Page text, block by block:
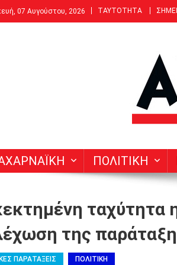
γραμμή εργαλείων
07 Αυγούστου, 2026 ΤΑΥΤΟΤΗΤΑ
ΠΟΛΙΤΙΚΗ
ταχύτητα
της
ΠΑΡΑΤΑΞΕΙΣ ΠΟΛΙΤΙΚΗ